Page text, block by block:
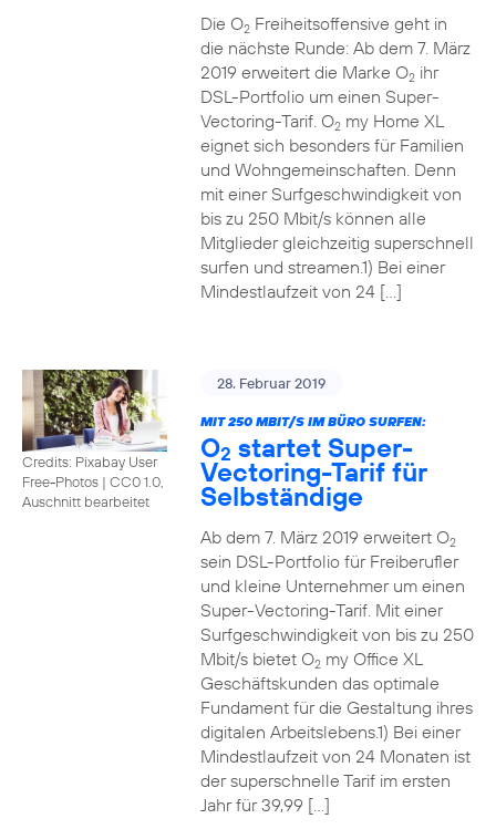
Die O2Freiheitsoffensive geht in
die nächste Runde: Ab dem 7. März
2019 erweitert die Marke O2ihr
DSL-Portfolio um einen Super-
Vectoring-Tarif. O2my Home XL
eignet sich besonders für Familien
und Wohngemeinschaften. Denn
mit einer Surfgeschwindigkeit von
bis zu 250 Mbit/s können alle
Mitglieder gleichzeitig superschnell
surfen und streamen.1) Bei einer
Mindestlaufzeit von 24 […]
Credits: Pixabay User
Free-Photos | CC0 1.0,
Auschnitt bearbeitet
28. Februar 2019
MIT 250 MBIT/S IM BÜRO SURFEN:
O2 startet Super-
Vectoring-Tarif für
Selbständige
Ab dem 7. März 2019 erweitert O2
sein DSL-Portfolio für Freiberufler
und kleine Unternehmer um einen
Super-Vectoring-Tarif. Mit einer
Surfgeschwindigkeit von bis zu 250
Mbit/s bietet O2my Office XL
Geschäftskunden das optimale
Fundament für die Gestaltung ihres
digitalen Arbeitslebens.1) Bei einer
Mindestlaufzeit von 24 Monaten ist
der superschnelle Tarif im ersten
Jahr für 39,99 […]